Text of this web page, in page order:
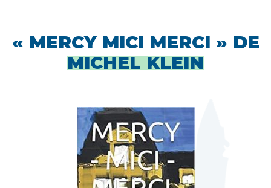
« MERCY MICI MERCI » DE
MICHEL KLEIN